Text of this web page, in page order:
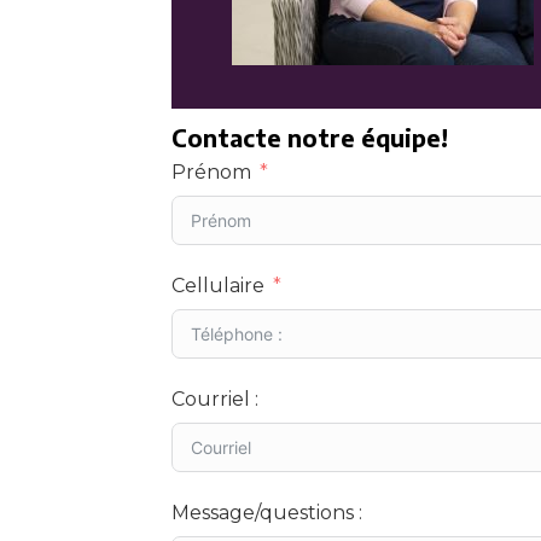
Contacte notre équipe!
Prénom
Cellulaire
Courriel :
Message/questions :